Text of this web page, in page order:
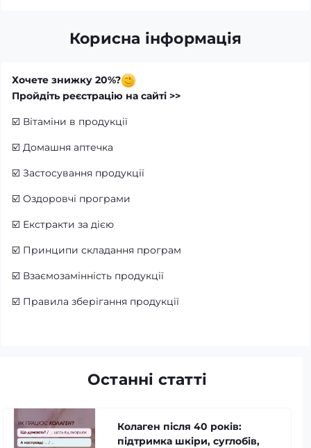
Корисна інформація
Хочете знижку 20%?
Пройдіть реєстрацію на сайті >>
☑️ Вітаміни в продукції
☑️ Домашня аптечка
☑️ Застосування продукції
☑️ Оздоровчі програми
☑️ Екстракти за дією
☑️ Принципи складання програм
☑️ Взаємозамінність продукції
☑️ Правила зберігання продукції
Останні статті
Колаген після 40 років:
підтримка шкіри, суглобів,